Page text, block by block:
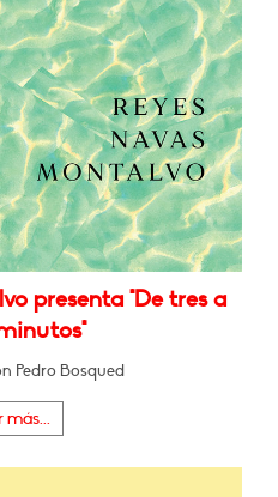
presenta "De tres a
Pedro Bosqued
más...